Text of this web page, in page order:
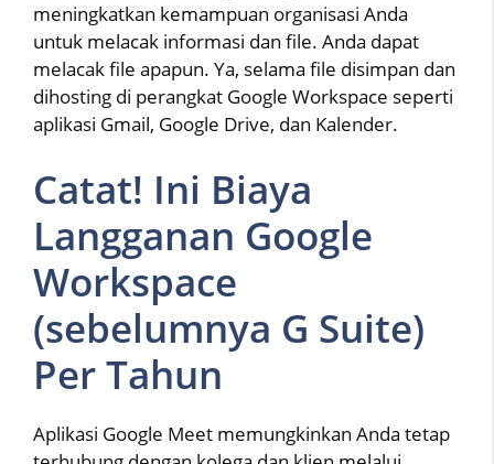
meningkatkan kemampuan organisasi Anda
untuk melacak informasi dan file. Anda dapat
melacak file apapun. Ya, selama file disimpan dan
dihosting di perangkat Google Workspace seperti
aplikasi Gmail, Google Drive, dan Kalender.
Catat! Ini Biaya
Langganan Google
Workspace
(sebelumnya G Suite)
Per Tahun
Aplikasi Google Meet memungkinkan Anda tetap